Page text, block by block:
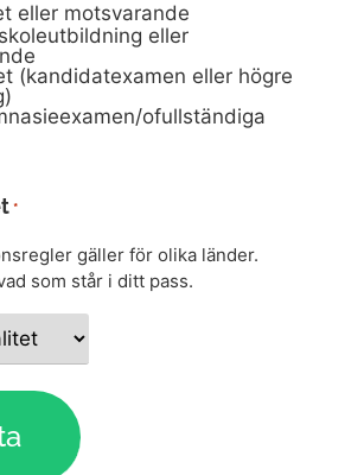
eller motsvarande
eller
(kandidatexamen eller högre
ofullständiga
*
gäller för olika länder.
som står i ditt pass.